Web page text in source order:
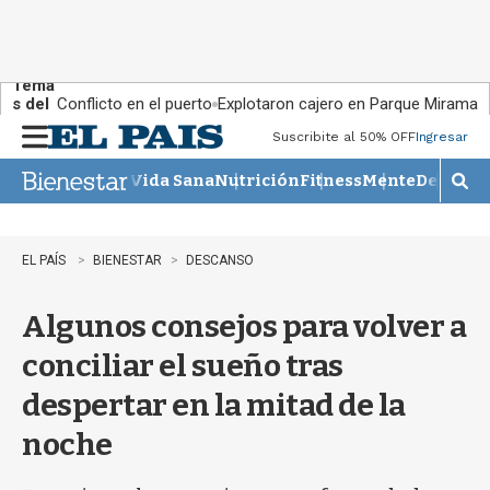
Tema
s del
día:
Conflicto en el puerto Explotaron cajero en Parque Miramar
n
u
Suscribite al 50% OFFIngresar
Vida SanaNutriciónFitnessMente
M
o
r
b
EL PAÍS BIENESTAR DESCANSO
Algunos consejos para volver a
conciliar el sueño tras
despertar en la mitad de la
noche